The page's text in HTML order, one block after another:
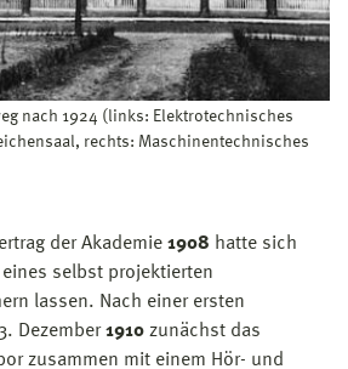
nach 1924 (links: Elektrotechnisches
rechts: Maschinentechnisches
der Akademie 1908 hatte sich
selbst projektierten
lassen. Nach einer ersten
Dezember1910 zunächst das
zusammen mit einem Hör- und